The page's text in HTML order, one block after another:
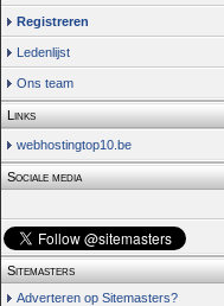
Registreren
Ledenlijst
Ons team
Links
webhostingtop10.be
Sociale media
Sitemasters
Adverteren op Sitemasters?